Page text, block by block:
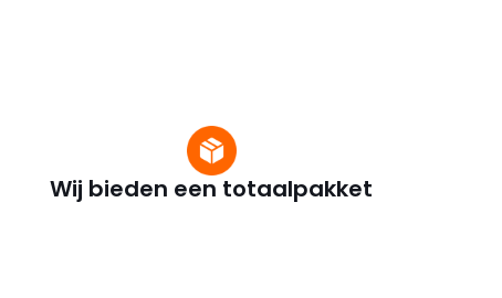
Wij bieden een totaalpakket